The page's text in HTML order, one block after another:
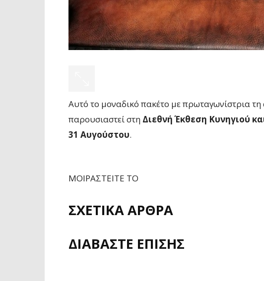
Αυτό το μοναδικό πακέτο με πρωταγωνίστρια τη
παρουσιαστεί στη Διεθνή Έκθεση Κυνηγιού
31 Αυγούστου.
ΜΟΙΡΑΣΤΕΙΤΕ ΤΟ
ΣΧΕΤΙΚΑ ΑΡΘΡΑ
ΔΙΑΒΑΣΤΕ ΕΠΙΣΗΣ